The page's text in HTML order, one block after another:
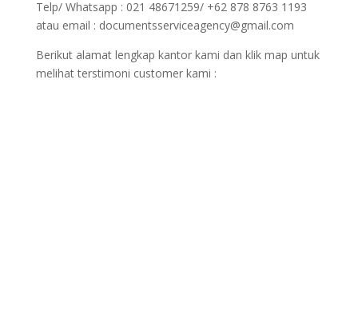
Telp/ Whatsapp : 021 48671259/ +62 878 8763 1193
atau email : documentsserviceagency@gmail.com
Berikut alamat lengkap kantor kami dan klik map untuk
melihat terstimoni customer kami :